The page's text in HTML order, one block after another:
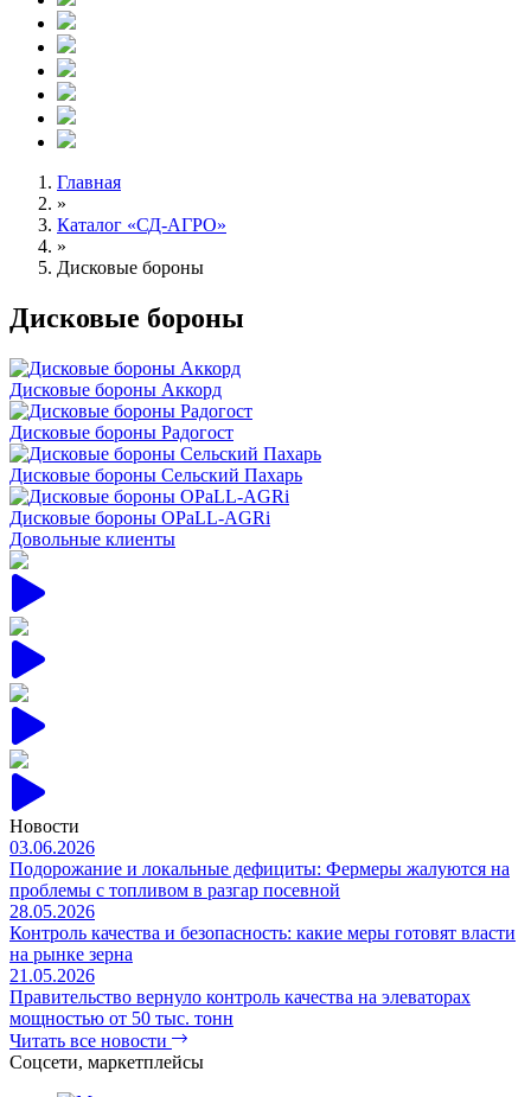
Главная
»
Каталог «СД-АГРО»
»
Дисковые бороны
Дисковые бороны Аккорд
Дисковые бороны Радогост
Дисковые бороны Сельский Пахарь
Дисковые бороны OPaLL-AGRi
Довольные клиенты
Новости
03.06.2026
Подорожание и локальные дефициты: Фермеры жалуются на
проблемы с топливом в разгар посевной
28.05.2026
Контроль качества и безопасность: какие меры готовят власти
на рынке зерна
21.05.2026
Правительство вернуло контроль качества на элеваторах
мощностью от 50 тыс. тонн
Читать все новости